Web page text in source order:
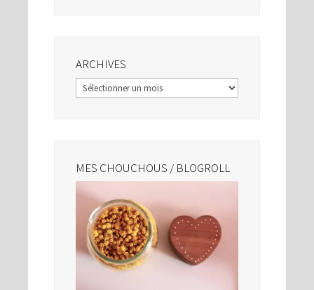
ARCHIVES
Archives
MES CHOUCHOUS / BLOGROLL